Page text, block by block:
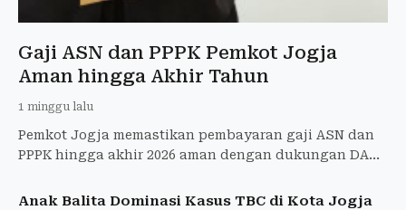
Gaji ASN dan PPPK Pemkot Jogja
Aman hingga Akhir Tahun
1 minggu lalu
Pemkot Jogja memastikan pembayaran gaji ASN dan
PPPK hingga akhir 2026 aman dengan dukungan DAU
Anak Balita Dominasi Kasus TBC di Kota Jogja